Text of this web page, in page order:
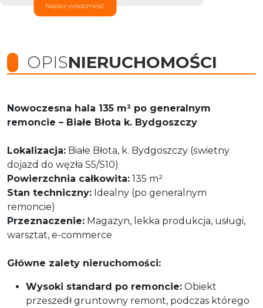
Napisz wiadomość
OPISNIERUCHOMOŚCI
Nowoczesna hala 135 m² po generalnym
remoncie – Białe Błota k. Bydgoszczy
Lokalizacja: Białe Błota, k. Bydgoszczy (świetny
dojazd do węzła S5/S10)
Powierzchnia całkowita: 135 m²
Stan techniczny: Idealny (po generalnym
remoncie)
Przeznaczenie: Magazyn, lekka produkcja, usługi,
warsztat, e-commerce
Główne zalety nieruchomości:
Wysoki standard po remoncie: Obiekt
przeszedł gruntowny remont, podczas którego